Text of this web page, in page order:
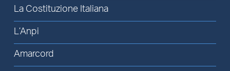
La Costituzione Italiana
L’Anpi
Amarcord